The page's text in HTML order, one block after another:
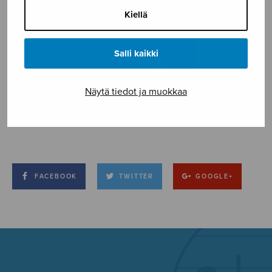
Kiellä
Salli kaikki
Näytä tiedot ja muokkaa
FACEBOOK TWITTER GOOGLE+